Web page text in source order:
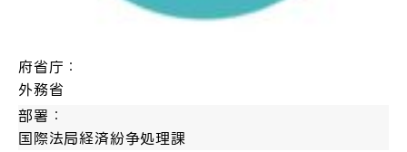
府省庁：
外務省
部署：
国際法局経済紛争処理課